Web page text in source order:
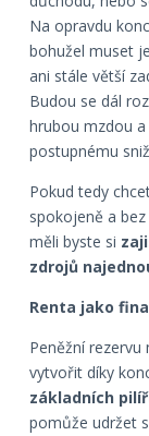
Na opravdu
bohužel muset
ani stále větší
Budou se dál
hrubou mzdou
postupnému
Pokud tedy
spokojeně a
měli byste si
zdrojů
Renta jako
Peněžní
vytvořit díky
základních
pomůže udržet